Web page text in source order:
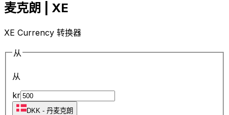
麦克朗 | XE
XE Currency 转换器
从
从
kr
DKK - 丹麦克朗